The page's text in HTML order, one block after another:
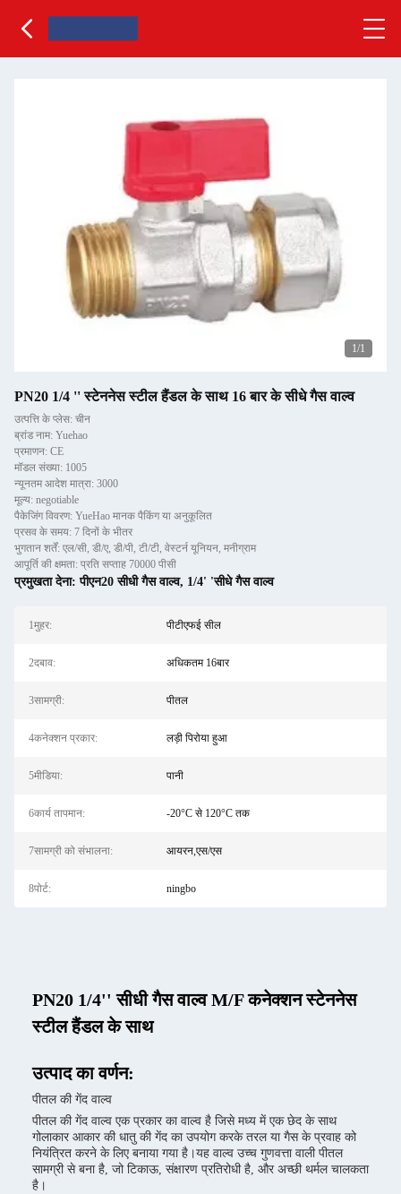
1/1
PN20 1/4 '' स्टेननेस स्टील हैंडल के साथ 16 बार के सीधे गैस वाल्व
उत्पत्ति के प्लेस: चीन
ब्रांड नाम: Yuehao
प्रमाणन: CE
मॉडल संख्या: 1005
न्यूनतम आदेश मात्रा: 3000
मूल्य: negotiable
पैकेजिंग विवरण: YueHao मानक पैकिंग या अनुकूलित
प्रसव के समय: 7 दिनों के भीतर
भुगतान शर्तें: एल/सी, डी/ए, डी/पी, टी/टी, वेस्टर्न यूनियन, मनीग्राम
आपूर्ति की क्षमता: प्रति सप्ताह 70000 पीसी
प्रमुखता देना:पीएन20 सीधी गैस वाल्व, 1/4' 'सीधे गैस वाल्व
1मुहर: पीटीएफई सील
2दबाव: अधिकतम 16बार
3सामग्री: पीतल
4कनेक्शन प्रकार: लड़ी पिरोया हुआ
5मीडिया: पानी
6कार्य तापमान: -20°C से 120°C तक
7सामग्री को संभालना: आयरन,एस/एस
8पोर्ट: ningbo
PN20 1/4'' सीधी गैस वाल्व M/F कनेक्शन स्टेननेस
स्टील हैंडल के साथ
उत्पाद का वर्णन:
पीतल की गेंद वाल्व
पीतल की गेंद वाल्व एक प्रकार का वाल्व है जिसे मध्य में एक छेद के साथ
गोलाकार आकार की धातु की गेंद का उपयोग करके तरल या गैस के प्रवाह को
नियंत्रित करने के लिए बनाया गया है।यह वाल्व उच्च गुणवत्ता वाली पीतल
सामग्री से बना है, जो टिकाऊ, संक्षारण प्रतिरोधी है, और अच्छी थर्मल चालकता
है।